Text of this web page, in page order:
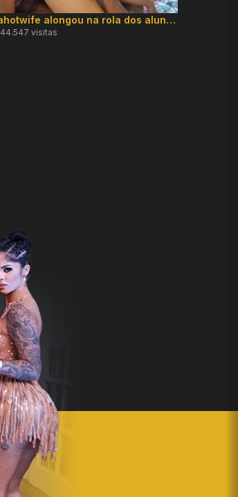
Elahotwife alongou na rola dos alunos dotados
44.547 visitas